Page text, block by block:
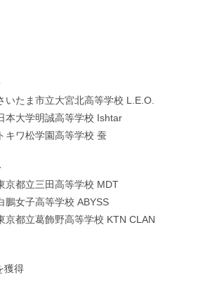
たま市立大宮北高等学校 L.E.O.
本大学明誠高等学校 Ishtar
キワ松学園高等学校 蚕
京都立三田高等学校 MDT
鵬女子高等学校 ABYSS
京都立葛飾野高等学校 KTN CLAN
獲得